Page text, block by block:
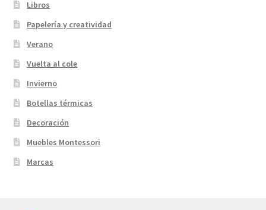
Libros
Papelería y creatividad
Verano
Vuelta al cole
Invierno
Botellas térmicas
Decoración
Muebles Montessori
Marcas